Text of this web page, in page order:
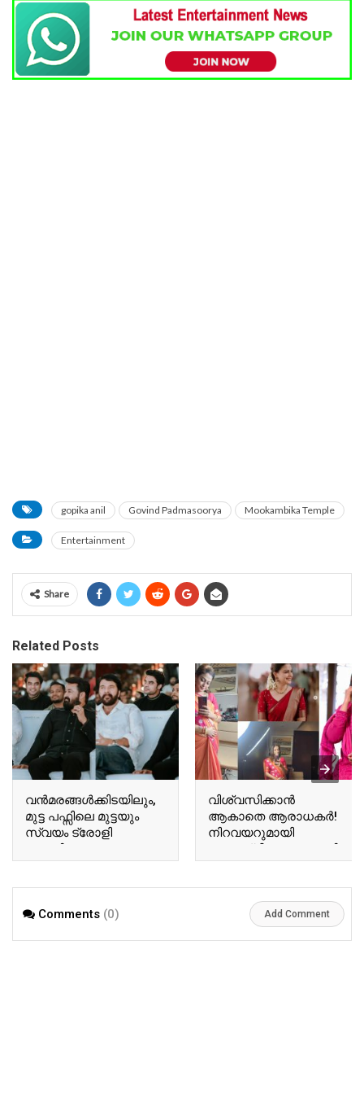
gopika anil Govind Padmasoorya Mookambika Temple
Entertainment
Share
Related Posts
വന്‍മരങ്ങള്‍ക്കിടയിലും,
മുട്ട പഫ്സിലെ മുട്ടയും
സ്വയം ട്രോളി
ടോവിനോയും!
Viral Photo
വിശ്വസിക്കാൻ
ആകാതെ ആരാധകർ!
നിറവയറുമായി
അനുശ്രീയുടെ പുതിയ
Ausree Viral Photo
Comments (0) Add Comment